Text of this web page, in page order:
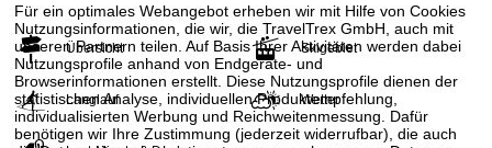
Für ein optimales Webangebot erheben wir mit Hilfe von Cookies
Nutzungsinformationen, die wir, die TravelTrex GmbH, auch mit
unseren Partnern teilen. Auf Basis Ihrer Aktivitäten werden dabei
Nutzungsprofile anhand von Endgeräte- und
Browserinformationen erstellt. Diese Nutzungsprofile dienen der
statistischen Analyse, individuellen Produktempfehlung,
individualisierten Werbung und Reichweitenmessung. Dafür
benötigen wir Ihre Zustimmung (jederzeit widerrufbar), die auch
Übersicht Skigebiet
Langlauf Wetter